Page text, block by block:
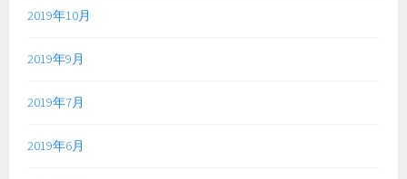
2019年10月
2019年9月
2019年7月
2019年6月